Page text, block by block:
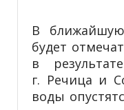
В
будет
в
г. Речица и
воды